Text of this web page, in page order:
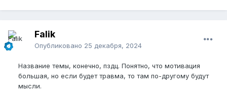
Falik
Опубликовано 25 декабря, 2024
Название темы, конечно, пздц. Понятно, что мотивация
большая, но если будет травма, то там по-другому будут
мысли.